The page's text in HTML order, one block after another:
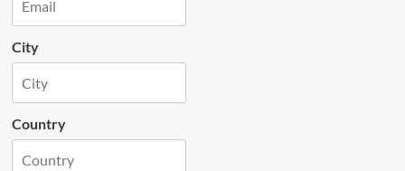
City
Country